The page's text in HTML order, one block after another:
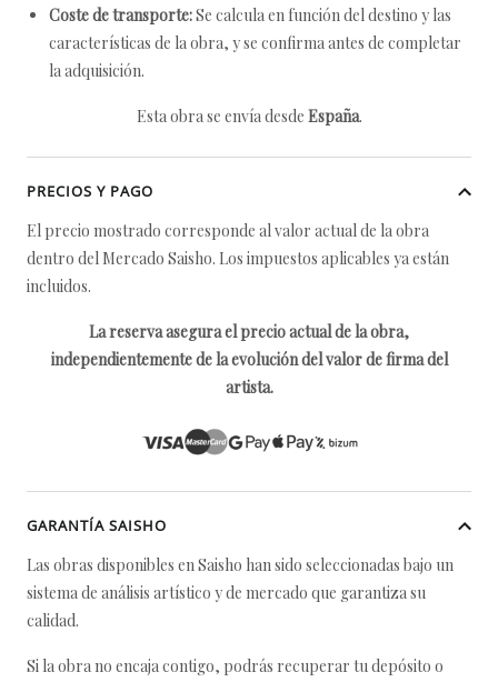
Coste de transporte:Se calcula en función del destino y las
características de la obra, y se confirma antes de completar
la adquisición.
Esta obra se envía desde España.
PRECIOS Y PAGO
El precio mostrado corresponde al valor actual de la obra
dentro del Mercado Saisho. Los impuestos aplicables ya están
incluidos.
La reserva asegura el precio actual de la obra,
independientemente de la evolución del valor de firma del
artista.
GARANTÍA SAISHO
Las obras disponibles en Saisho han sido seleccionadas bajo un
sistema de análisis artístico y de mercado que garantiza su
calidad.
Si la obra no encaja contigo, podrás recuperar tu depósito o